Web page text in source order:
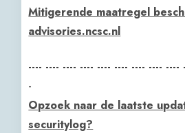
Mitigerende maatregel
advisories.ncsc.nl
---- ---- ---- ---- ---- ---- ---- ---- ----
-
Opzoek naar de laatste
securitylog?